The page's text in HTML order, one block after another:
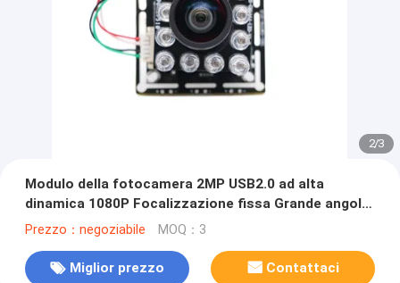
2/3
Modulo della fotocamera 2MP USB2.0 ad alta
dinamica 1080P Focalizzazione fissa Grande angolo
140 gradi
Prezzo：negoziabile MOQ：3
Miglior prezzo Contattaci